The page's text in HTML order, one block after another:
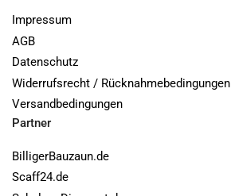
Impressum
AGB
Datenschutz
Widerrufsrecht / Rücknahmebedingungen
Versandbedingungen
Partner
BilligerBauzaun.de
Scaff24.de